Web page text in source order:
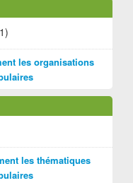
les organisations
les thématiques